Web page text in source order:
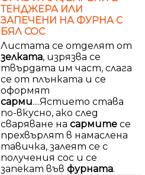
ТЕНДЖЕРА ИЛИ
ЗАПЕЧЕНИ НА ФУРНА С
БЯЛ СОС
Листата се отделят от
зелката, изрязва се
твърдата им част, слага
се от плънката и се
оформят
сарми....Ястието става
по-вкусно, ако след
сваряване на сармите се
прехвърлят в намаслена
тавичка, залеят се с
получения сос и се
запекат във фурната.